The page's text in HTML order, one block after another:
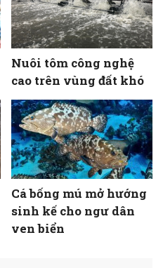
Nuôi tôm công nghệ
cao trên vùng đất khó
Cá bống mú mở hướng
sinh kế cho ngư dân
ven biển